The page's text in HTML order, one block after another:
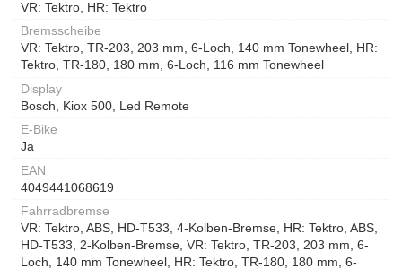
VR: Tektro, HR: Tektro
Bremsscheibe
VR: Tektro, TR-203, 203 mm, 6-Loch, 140 mm Tonewheel, HR:
Tektro, TR-180, 180 mm, 6-Loch, 116 mm Tonewheel
Display
Bosch, Kiox 500, Led Remote
E-Bike
Ja
EAN
4049441068619
Fahrradbremse
VR: Tektro, ABS, HD-T533, 4-Kolben-Bremse, HR: Tektro, ABS,
HD-T533, 2-Kolben-Bremse, VR: Tektro, TR-203, 203 mm, 6-
Loch, 140 mm Tonewheel, HR: Tektro, TR-180, 180 mm, 6-